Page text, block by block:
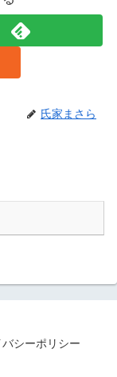
氏家まさら
バシーポリシー